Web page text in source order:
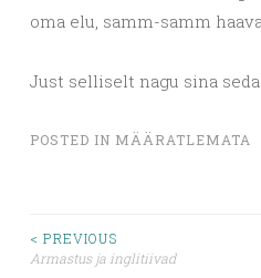
oma elu, samm-samm
Just selliselt nagu sina
POSTED IN MÄÄRATLEMATA
Post
< PREVIOUS
Armastus ja inglitiivad